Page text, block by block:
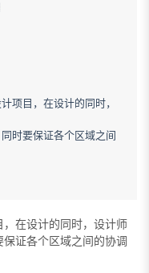
项目，在设计的同时，
时要保证各个区域之间
，在设计的同时，设计师
证各个区域之间的协调